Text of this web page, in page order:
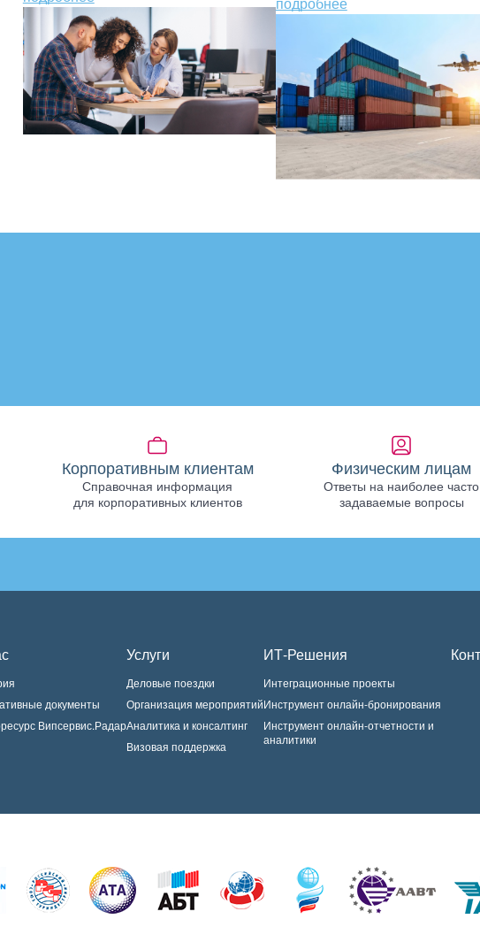
Корпоративным клиентам
Справочная информация
для корпоративных клиентов
Физическим лицам
Ответы на наиболее часто
задаваемые вопросы
документы
Випсервис.Радар
Услуги
Деловые поездки
Организация мероприятий
Аналитика и консалтинг
Визовая поддержка
ИТ-Решения
Интеграционные проекты
Инструмент онлайн-бронирования
Инструмент онлайн-отчетности и
аналитики